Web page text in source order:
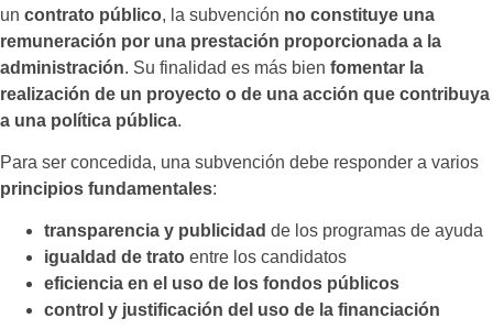
un contrato público, la subvención no constituye una
remuneración por una prestación proporcionada a la
administración. Su finalidad es más bien fomentar la
realización de un proyecto o de una acción que contribuya
a una política pública.
Para ser concedida, una subvención debe responder a varios
principios fundamentales:
transparencia y publicidad de los programas de ayuda
igualdad de trato entre los candidatos
eficiencia en el uso de los fondos públicos
control y justificación del uso de la financiación